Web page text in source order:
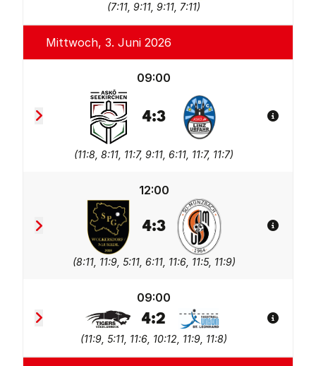
(7:11, 9:11, 9:11, 7:11)
Mittwoch, 3. Juni 2026
09:00
ASKÖ Seekirchen
4:3 FBC LINZ AG Urfahr 2
(11:8, 8:11, 11:7, 9:11, 6:11, 11:7, 11:7)
Spiel
12:00
SPG Wolkersdorf/Neusiedl
4:3 Sportunion Greisinger
(8:11, 11:9, 5:11, 6:11, 11:6, 11:5, 11:9)
Spiel
09:00
Union Tigers Vöcklabruck 2
4:2 Union tgaplan St.
(11:9, 5:11, 11:6, 10:12, 11:9, 11:8)
Spiel